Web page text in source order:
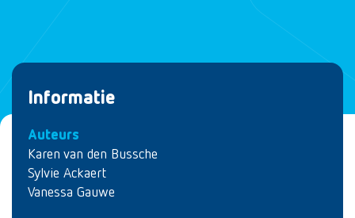
Informatie
Auteurs
Karen van den Bussche
Sylvie Ackaert
Vanessa Gauwe